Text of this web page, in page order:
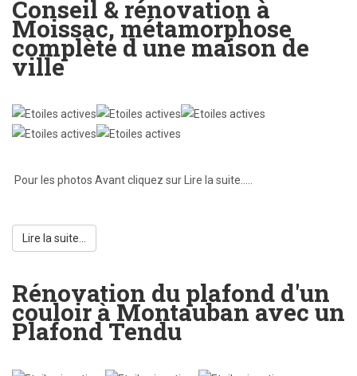
Conseil & rénovation à
Moissac, métamorphose
complète d une maison de
ville
Note
utilisateur:5/5
Pour les photos Avant cliquez sur Lire la suite.....
Lire la suite...
Rénovation du plafond d'un
couloir à Montauban avec un
Plafond Tendu